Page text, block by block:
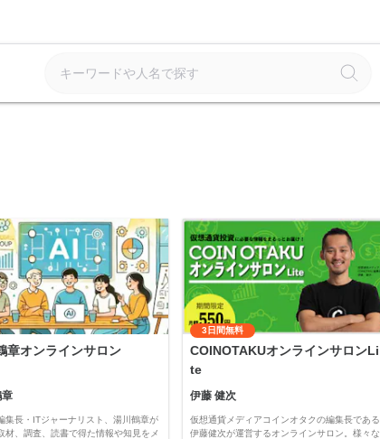
章オンラインサロン
集長・ITジャーナリスト、湯川鶴章が
材、調査、読書で得た情報や知見をメ
3日間無料
COINOTAKUオンラインサロンLi
te
伊藤 健次
仮想通貨メディアコインオタクの編集長である
伊藤健次が運営するオンラインサロン。様々な